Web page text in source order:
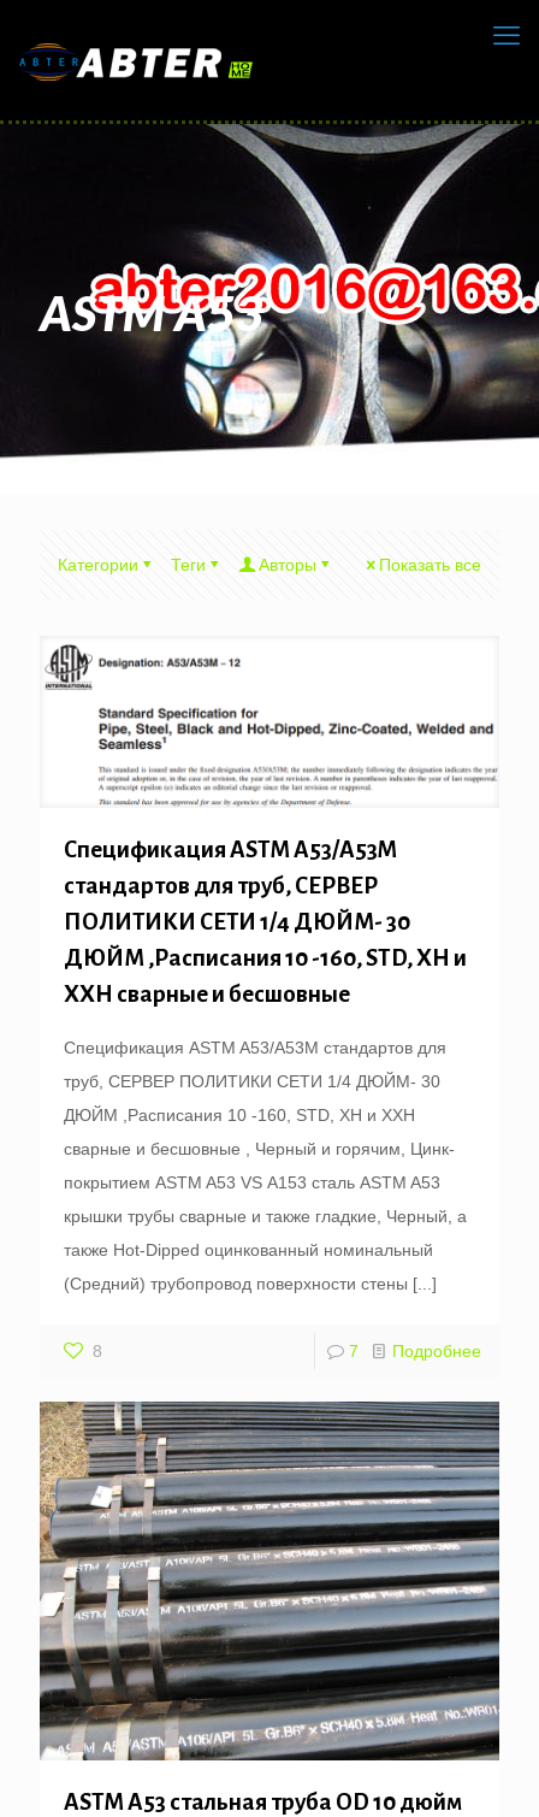
ASTM A53
Категории Теги Авторы Показать все
Спецификация ASTM A53/A53M
стандартов для труб, СЕРВЕР
ПОЛИТИКИ СЕТИ 1/4 ДЮЙМ- 30
ДЮЙМ ,Расписания 10 -160, STD, XH и
XXH сварные и бесшовные
Спецификация ASTM A53/A53M стандартов для
труб, СЕРВЕР ПОЛИТИКИ СЕТИ 1/4 ДЮЙМ- 30
ДЮЙМ ,Расписания 10 -160, STD, XH и XXH
сварные и бесшовные , Черный и горячим, Цинк-
покрытием ASTM A53 VS А153 сталь ASTM A53
крышки трубы сварные и также гладкие, Черный, а
также Hot-Dipped оцинкованный номинальный
(Средний) трубопровод поверхности стены [...]
8 7 Подробнее
ASTM A53 стальная труба OD 10 дюйм